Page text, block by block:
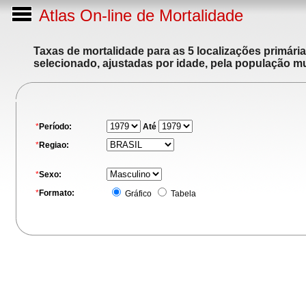
Atlas On-line de Mortalidade
Taxas de mortalidade para as 5 localizações
selecionado, ajustadas por idade, pela população
*Período:
Até
*Regiao:
*Sexo:
*Formato: Gráfico Tabela